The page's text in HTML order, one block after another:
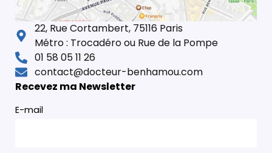
22, Rue Cortambert, 75116 Paris
Métro : Trocadéro ou Rue de la Pompe
01 58 05 11 26
contact@docteur-benhamou.com
Recevez ma Newsletter
E-mail